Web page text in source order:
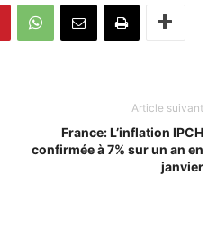
Article suivant
France: L’inflation IPCH
confirmée à 7% sur un an en
janvier